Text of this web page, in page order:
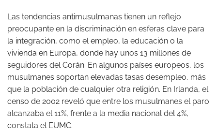
Las tendencias antimusulmanas tienen un reflejo
preocupante en la discriminación en esferas clave para
la integración, como el empleo, la educación o la
vivienda en Europa, donde hay unos 13 millones de
seguidores del Corán. En algunos países europeos, los
musulmanes soportan elevadas tasas desempleo, más
que la población de cualquier otra religión. En Irlanda, el
censo de 2002 reveló que entre los musulmanes el paro
alcanzaba el 11%, frente a la media nacional del 4%,
constata el EUMC.